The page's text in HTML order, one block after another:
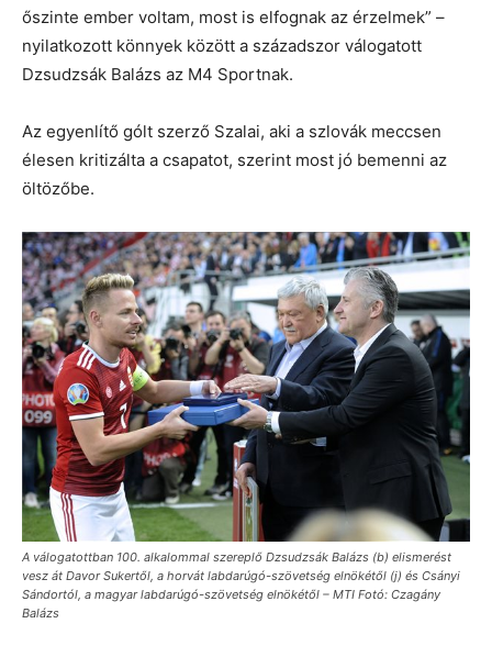
őszinte ember voltam, most is elfognak az érzelmek” –
nyilatkozott könnyek között a századszor válogatott
Dzsudzsák Balázs az M4 Sportnak.
Az egyenlítő gólt szerző Szalai, aki a szlovák meccsen
élesen kritizálta a csapatot, szerint most jó bemenni az
öltözőbe.
A válogatottban 100. alkalommal szereplő Dzsudzsák Balázs (b) elismerést
vesz át Davor Sukertől, a horvát labdarúgó-szövetség elnökétől (j) és Csányi
Sándortól, a magyar labdarúgó-szövetség elnökétől – MTI Fotó: Czagány
Balázs